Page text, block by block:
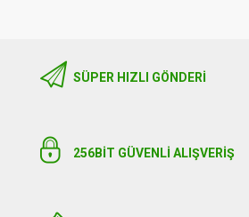
SÜPER HIZLI GÖNDERI
256BIT GÜVENLİ ALIŞVERİŞ